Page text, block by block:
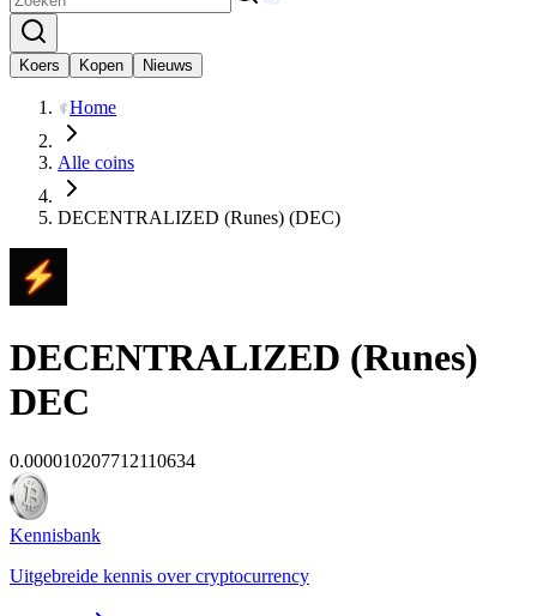
Koers Kopen Nieuws
Home
Alle coins
DECENTRALIZED (Runes) (DEC)
DECENTRALIZED (Runes)
DEC
0.000010207712110634
Kennisbank
Uitgebreide kennis over cryptocurrency